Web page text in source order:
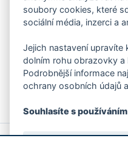
Aplikace
Chcete dostávat do
ankety, pozvánky
Více
© 2026 Magistrát města Zlína
soubory cookies, které
sociální média, inzerci a
Jejich nastavení upravíte
dolním rohu obrazovky
Podrobnější informace
ochrany osobních údajů
Souhlasíte s